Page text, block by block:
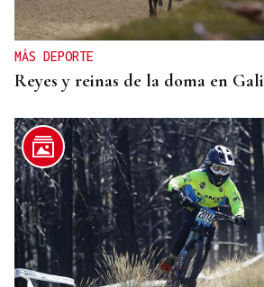
MÁS DEPORTE
Reyes y reinas de la doma en